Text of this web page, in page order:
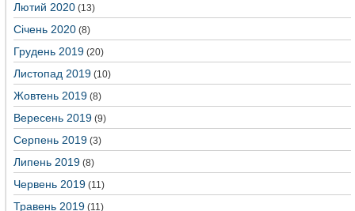
Лютий 2020 (13)
Січень 2020 (8)
Грудень 2019 (20)
Листопад 2019 (10)
Жовтень 2019 (8)
Вересень 2019 (9)
Серпень 2019 (3)
Липень 2019 (8)
Червень 2019 (11)
Травень 2019 (11)